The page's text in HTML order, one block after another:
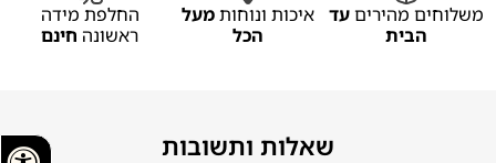
משלוחים מהיריםעד
הבית
איכות ונוחותמעל
הכל
החלפת מידה
ראשונה חינם
שאלות ותשובות